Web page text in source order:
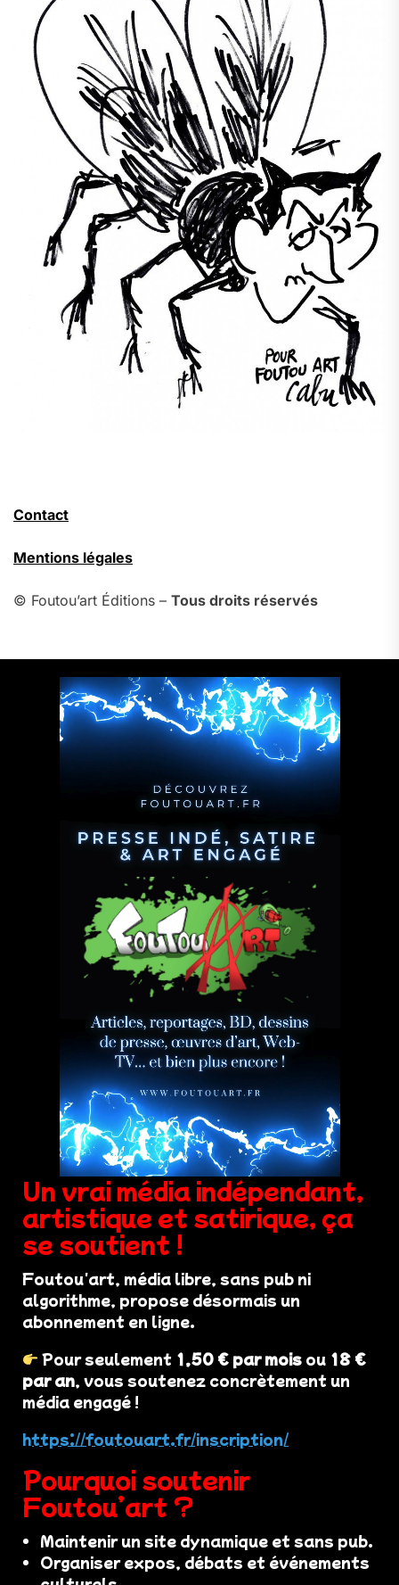
Contact
Mentions légales
© Foutou’art Éditions – Tous droits réservés
Un vrai média indépendant,
artistique et satirique, ça
se soutient !
Foutou'art, média libre, sans pub ni
algorithme, propose désormais un
abonnement en ligne.
Pour seulement 1,50 € par mois ou 18 €
par an, vous soutenez concrètement un
média engagé !
https://foutouart.fr/inscription/
Pourquoi soutenir
Foutou’art ?
Maintenir un site dynamique et sans pub.
Organiser expos, débats et événements